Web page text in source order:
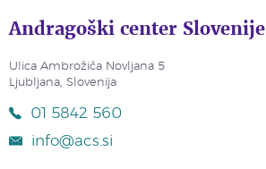
Andragoški center Slovenije
Ulica Ambrožiča Novljana 5
Ljubljana, Slovenija
01 5842 560
info@acs.si